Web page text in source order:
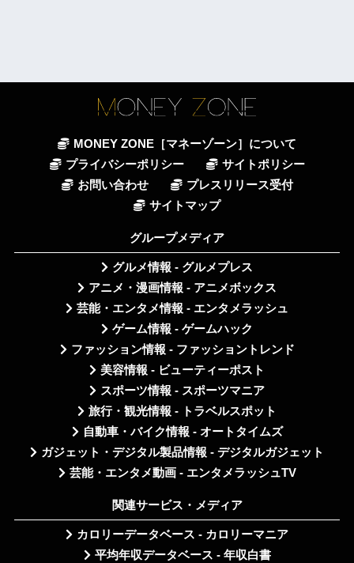
MONEY ZONE［マネーゾーン］について
プライバシーポリシー
サイトポリシー
お問い合わせ
プレスリリース受付
サイトマップ
グループメディア
グルメ情報 - グルメプレス
アニメ・漫画情報 - アニメボックス
芸能・エンタメ情報 - エンタメラッシュ
ゲーム情報 - ゲームハック
ファッション情報 - ファッショントレンド
美容情報 - ビューティーポスト
スポーツ情報 - スポーツマニア
旅行・観光情報 - トラベルスポット
自動車・バイク情報 - オートタイムズ
ガジェット・デジタル製品情報 - デジタルガジェット
芸能・エンタメ動画 - エンタメラッシュTV
関連サービス・メディア
カロリーデータベース - カロリーマニア
平均年収データベース - 年収白書